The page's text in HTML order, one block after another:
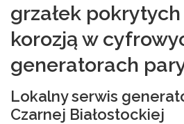
grzałek
korozją w
generatorach
Lokalny serwis
Czarnej Białostockiej